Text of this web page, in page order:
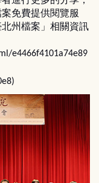
免費提供閱覽服
州檔案」相關資訊
e4466f4101a74e89